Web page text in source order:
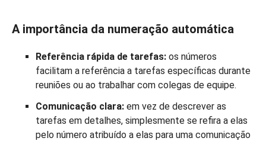
A importância da numeração automática
Referência rápida de tarefas: os números
facilitam a referência a tarefas específicas durante
reuniões ou ao trabalhar com colegas de equipe.
Comunicação clara: em vez de descrever as
tarefas em detalhes, simplesmente se refira a elas
pelo número atribuído a elas para uma comunicação